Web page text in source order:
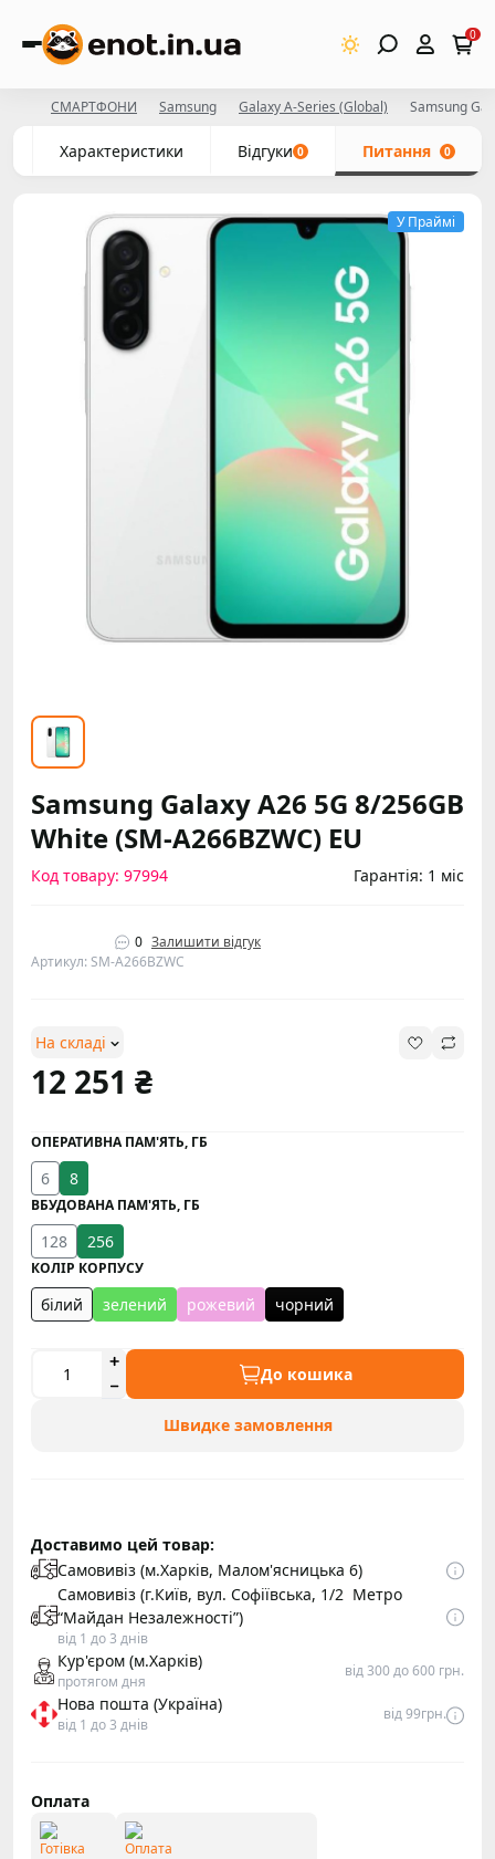
0
СМАРТФОНИ Samsung Galaxy A-Series (Global) Samsung
Характеристики Відгуки 0 Питання 0
У Праймі
Samsung Galaxy A26 5G 8/256GB
White (SM-A266BZWC) EU
Код товару: 97994 Гарантія: 1 міс
0 Залишити відгук
Артикул: SM-A266BZWC
На складі
12 251 ₴
ОПЕРАТИВНА ПАМ'ЯТЬ, ГБ
6 8
ВБУДОВАНА ПАМ'ЯТЬ, ГБ
128 256
КОЛІР КОРПУСУ
білий зелений рожевий чорний
До кошика
Швидке замовлення
Доставимо цей товар:
Самовивіз (м.Харків, Малом'ясницька 6)
Самовивіз (г.Київ, вул. Софіївська, 1/2 Метро
“Майдан Незалежності”)
від 1 до 3 днів
Кур'єром (м.Харків)
протягом дня
від 300 до 600 грн.
Нова пошта (Україна)
від 1 до 3 днів
від 99грн.
Оплата